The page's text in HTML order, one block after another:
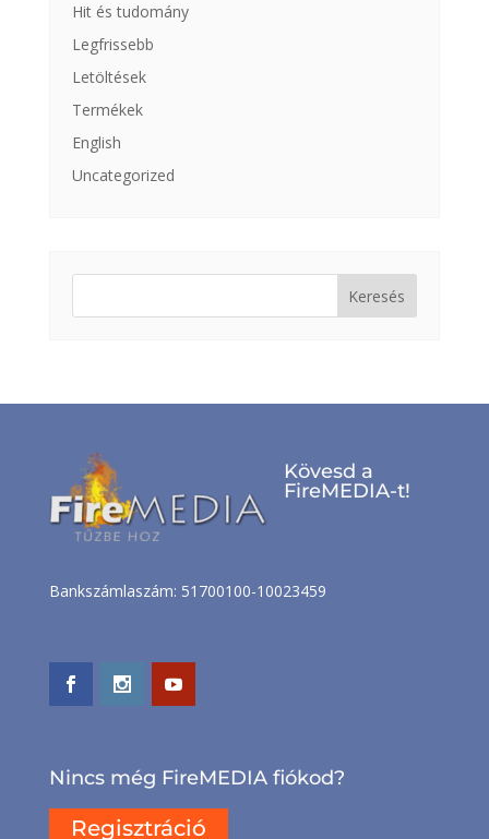
Hit és tudomány
Legfrissebb
Letöltések
Termékek
English
Uncategorized
Keresés:
Bankszámlaszám: 51700100-10023459
Kövesd a
FireMEDIA-t!
Nincs még FireMEDIA fiókod?
Regisztráció